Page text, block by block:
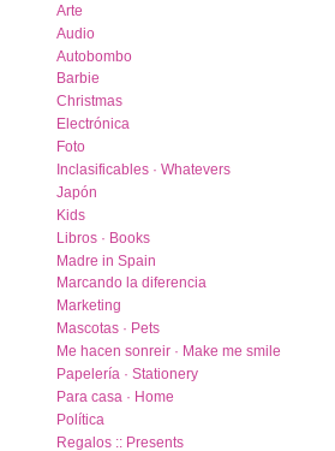
Arte
Audio
Autobombo
Barbie
Christmas
Electrónica
Foto
Inclasificables · Whatevers
Japón
Kids
Libros · Books
Madre in Spain
Marcando la diferencia
Marketing
Mascotas · Pets
Me hacen sonreir · Make me smile
Papelería · Stationery
Para casa · Home
Política
Regalos :: Presents